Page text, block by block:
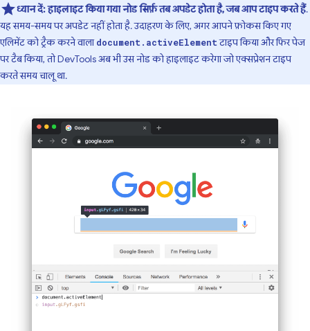
ध्यान दें:हाइलाइट किया गया नोड सिर्फ़ तब अपडेट होता है, जब आप टाइप करते हैं.
यह समय-समय पर अपडेट नहीं होता है. उदाहरण के लिए, अगर आपने फ़ोकस किए गए
एलिमेंट को ट्रैक करने वालाdocument.activeElementटाइप किया और फिर पेज
पर टैब किया, तो DevTools अब भी उस नोड को हाइलाइट करेगा जो एक्सप्रेशन टाइप
करते समय चालू था.